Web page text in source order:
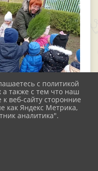
с политикой
также с тем что наш
веб-сайту сторонние
как Яндекс Метрика,
аналитика".